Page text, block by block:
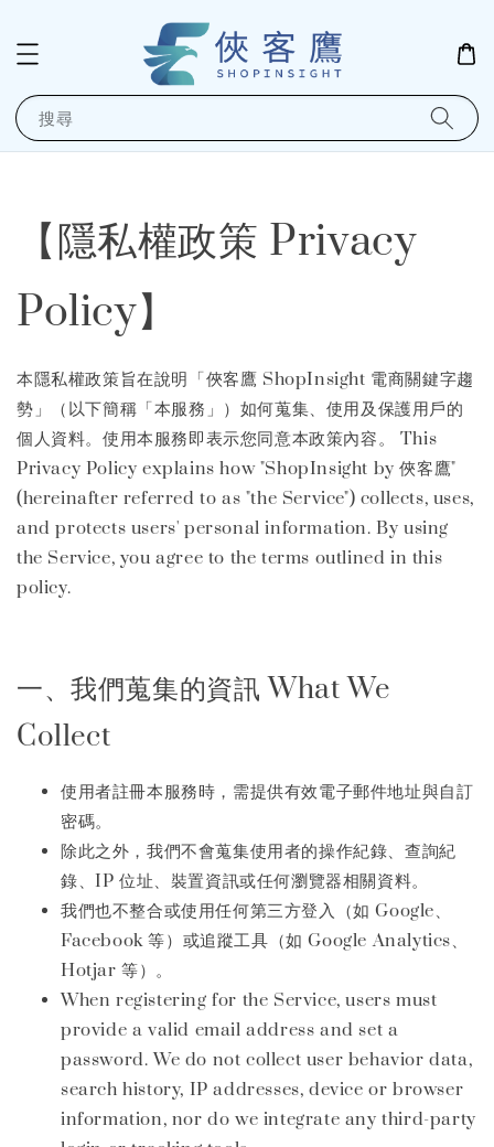
搜尋
【隱私權政策 Privacy
Policy】
本隱私權政策旨在說明「俠客鷹 ShopInsight 電商關鍵字趨
勢」（以下簡稱「本服務」）如何蒐集、使用及保護用戶的
個人資料。使用本服務即表示您同意本政策內容。 This
Privacy Policy explains how "ShopInsight by 俠客鷹"
(hereinafter referred to as "the Service") collects, uses,
and protects users' personal information. By using
the Service, you agree to the terms outlined in this
policy.
一、我們蒐集的資訊 What We
Collect
使用者註冊本服務時，需提供有效電子郵件地址與自訂
密碼。
除此之外，我們不會蒐集使用者的操作紀錄、查詢紀
錄、IP 位址、裝置資訊或任何瀏覽器相關資料。
我們也不整合或使用任何第三方登入（如 Google、
Facebook 等）或追蹤工具（如 Google Analytics、
Hotjar 等）。
When registering for the Service, users must
provide a valid email address and set a
password. We do not collect user behavior data,
search history, IP addresses, device or browser
information, nor do we integrate any third-party